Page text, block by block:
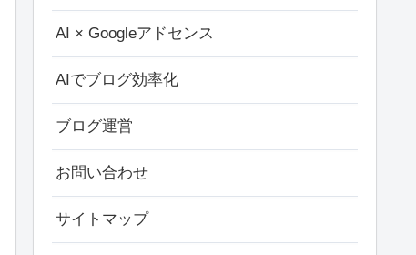
AI × Googleアドセンス
AIでブログ効率化
ブログ運営
お問い合わせ
サイトマップ